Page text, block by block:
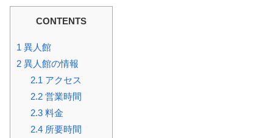
CONTENTS
1 異人館
2 異人館の情報
2.1 アクセス
2.2営業時間
2.3料金
2.4所要時間